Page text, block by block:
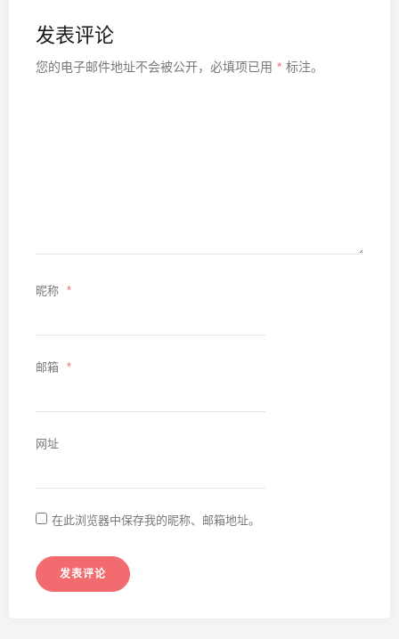
发表评论
您的电子邮件地址不会被公开， 必填项已用 * 标注。
昵称 *
邮箱 *
网址
在此浏览器中保存我的昵称、邮箱地址。